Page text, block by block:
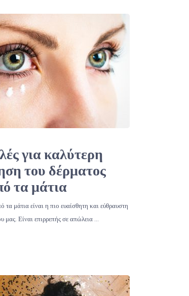
για καλύτερη
του δέρματος
τα μάτια
μάτια είναι η πιο ευαίσθητη και εύθραυστη
μας. Είναι επιρρεπής σε απώλεια …